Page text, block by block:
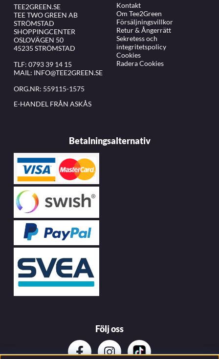
TEE2GREEN.SE
TEE TWO GREEN AB
STRÖMSTAD
SHOPPINGCENTER
OSLOVÄGEN 50
45235 STRÖMSTAD
TLF: 0793 39 14 15
MAIL: INFO@TEE2GREEN.SE
ORG.NR: 559115-1575
E-HANDEL FRÅN ASKÅS
Kontakt
Om Tee2Green
Försäljningsvillkor
Retur & Ångerrätt
Sekretess och
integritetspolicy
Cookies
Radera Cookies
Betalningsalternativ
Följ oss